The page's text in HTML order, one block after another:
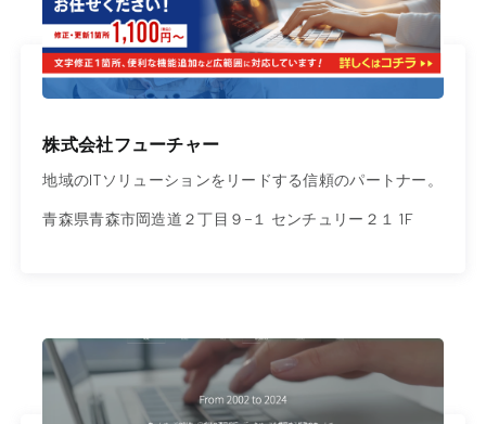
株式会社フューチャー
地域のITソリューションをリードする信頼のパートナー。
青森県青森市岡造道２丁目９−１ センチュリー２１ 1F